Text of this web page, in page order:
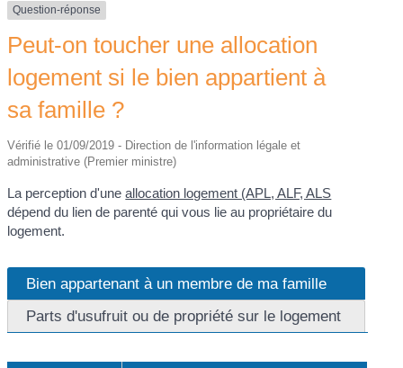
Question-réponse
Peut-on toucher une allocation
logement si le bien appartient à
sa famille ?
Vérifié le 01/09/2019 - Direction de l'information légale et
administrative (Premier ministre)
La perception d'uneallocation logement (APL, ALF, ALS
dépend du lien de parenté qui vous lie au propriétaire du
logement.
Bien appartenant à un membre de ma famille
Parts d'usufruit ou de propriété sur le logement